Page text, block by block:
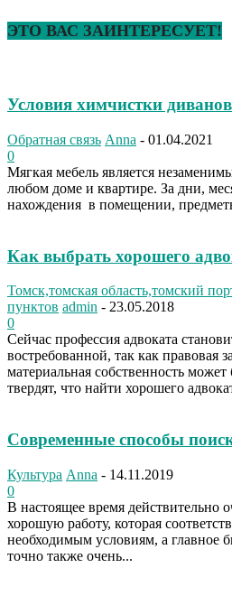
ЭТО ВАС ЗАИНТЕРЕСУЕТ!
Условия химчистки
Обратная связь Anna - 01.04.2021
0
Мягкая мебель является
любом доме и квартире. За дни,
нахождения в помещении,
Как выбрать хорошего
Томск,томская область,томский
пунктов admin - 23.05.2018
0
Сейчас профессия адвоката
востребованной, так как правовая
материальная собственность
твердят, что найти хорошего
Современные способы
Культура Anna - 14.11.2019
0
В настоящее время действительно
хорошую работу, которая
необходимым условиям, а главное
точно также очень...